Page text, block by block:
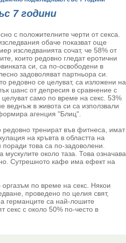
7 години
с положителните черти от секса.
обаче показват още
изследванията сочат, че 58% от
които редовно гледат еротични
си, са по-освободени в
задоволяват партньора си.
редовно се целуват, са изложени на
шанс от депресия в сравнение с
целуват само по време на секс. 53%
веднъж в живота си са използвали
агенция "Блиц".
редовно тренират във фитнеса, имат
на кръвта в областта на
поради това са по-задоволени.
около таза. Това означава,
Сутрешното кафе има ефект на
по време на секс. Някои
проведено по целия свят,
германците са най-лошите
секс с около 50% по-често в